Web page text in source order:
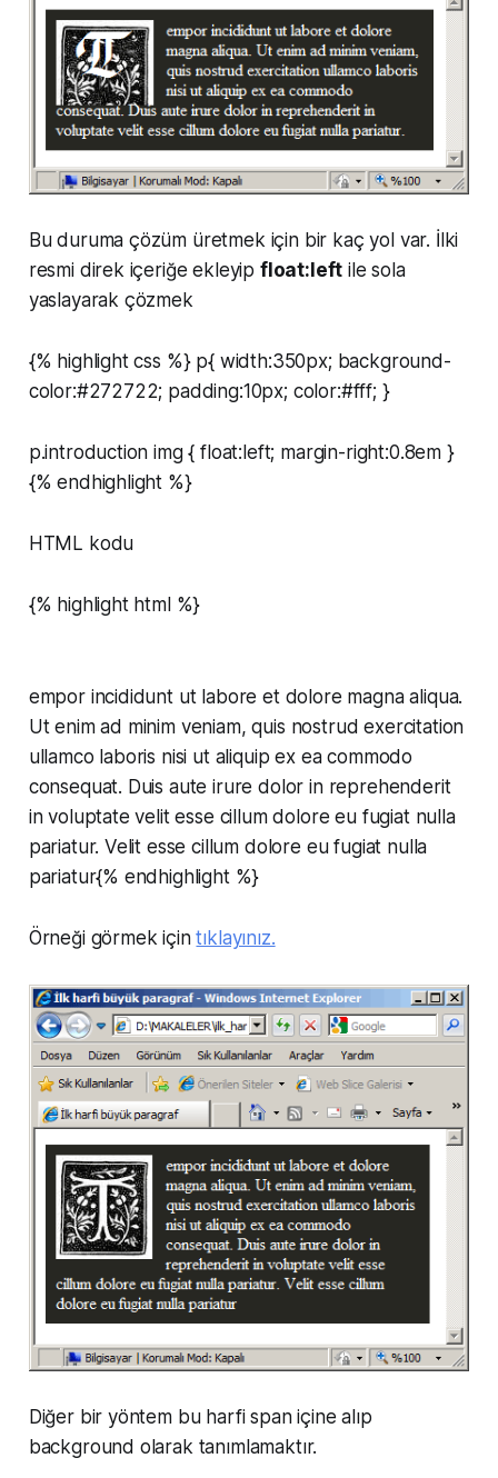
Bu duruma çözüm üretmek için bir kaç yol var. İlki
resmi direk içeriğe ekleyip float:left ile sola
yaslayarak çözmek
{% highlight css %} p{ width:350px; background-
color:#272722; padding:10px; color:#fff; }
p.introduction img { float:left; margin-right:0.8em }
{% endhighlight %}
HTML kodu
{% highlight html %}
empor incididunt ut labore et dolore magna aliqua.
Ut enim ad minim veniam, quis nostrud exercitation
ullamco laboris nisi ut aliquip ex ea commodo
consequat. Duis aute irure dolor in reprehenderit
in voluptate velit esse cillum dolore eu fugiat nulla
pariatur. Velit esse cillum dolore eu fugiat nulla
pariatur{% endhighlight %}
Örneği görmek içintıklayınız.
Diğer bir yöntem bu harfi span içine alıp
background olarak tanımlamaktır.